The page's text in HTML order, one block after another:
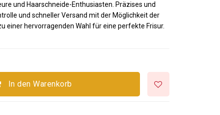
und Haarschneide-Enthusiasten. Präzises und
und schneller Versand mit der Möglichkeit der
einer hervorragenden Wahl für eine perfekte Frisur.
In den Warenkorb